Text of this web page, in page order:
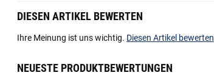
DIESEN ARTIKEL BEWERTEN
Ihre Meinung ist uns wichtig. Diesen Artikel bewerten
NEUESTE PRODUKTBEWERTUNGEN